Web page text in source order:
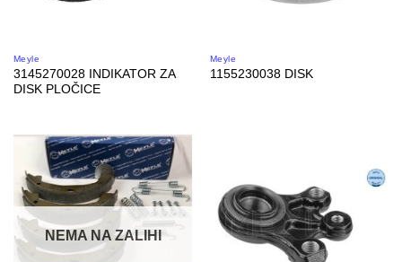
Meyle
3145270028 INDIKATOR ZA
DISK PLOČICE
Meyle
1155230038 DISK
NEMA NA ZALIHI